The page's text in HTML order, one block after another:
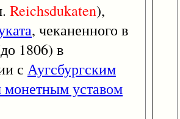
Reichsdukaten),
, чеканенного в
1806) в
с Аугсбургским
уставом